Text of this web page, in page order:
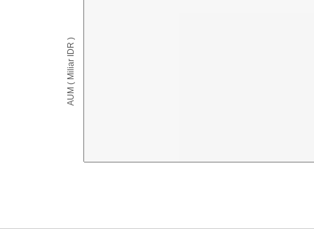
AUM ( Miliar IDR )